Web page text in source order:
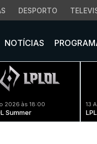
DESPORTO
NOTÍCIAS
2026 às 18:00
Summer
13